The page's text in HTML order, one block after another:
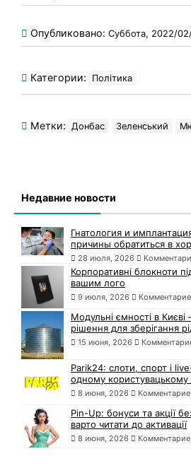
Опубликовано: Суббота, 2022/
Категории: Політика
Метки: Донбас Зеленський
Недавние новости
Гнатология и
причины обратиться в
28 июля, 2026
Корпоративні блокноти
вашим лого
9 июля, 2026
Модульні ємності в Києві
рішення для зберігання
15 июня, 2026
Parik24: слоти, спорт і
одному користувацькому
8 июня, 2026
Pin-Up: бонуси та акції
варто читати до активації
8 июня, 2026